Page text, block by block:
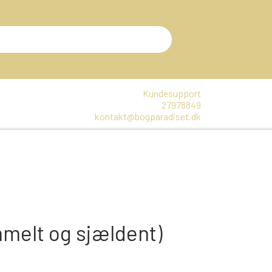
Kundesupport
27978849
kontakt@bogparadiset.dk
og sjældent)